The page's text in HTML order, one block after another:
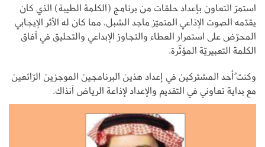
استمرّ التعاون بإعداد حلقات من برنامج (الكلمة الطيبة) الذي كان
يقدّمه الصوت الإذاعي المتميّز ماجد الشبل، مما كان له الأثر الإيجابي
المحرّض على استمرار العطاء والتجاوز الإبداعي والتحليق في آفاق
الكلمة التعبيريّة المؤثّرة.
وكنت ُأحد المشتركين في إعداد هذين البرنامجين الموجزين الرّائعين
مع بداية تعاوني في التقديم والإعداد لإذاعة الرياض آنذاك.